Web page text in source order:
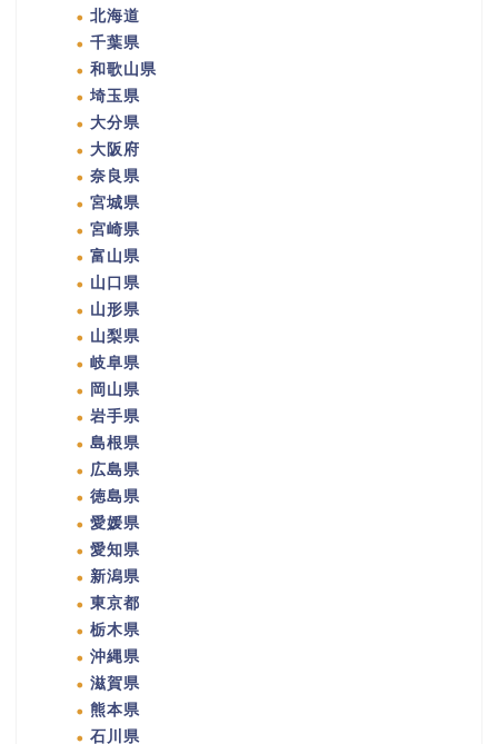
北海道
千葉県
和歌山県
埼玉県
大分県
大阪府
奈良県
宮城県
宮崎県
富山県
山口県
山形県
山梨県
岐阜県
岡山県
岩手県
島根県
広島県
徳島県
愛媛県
愛知県
新潟県
東京都
栃木県
沖縄県
滋賀県
熊本県
石川県